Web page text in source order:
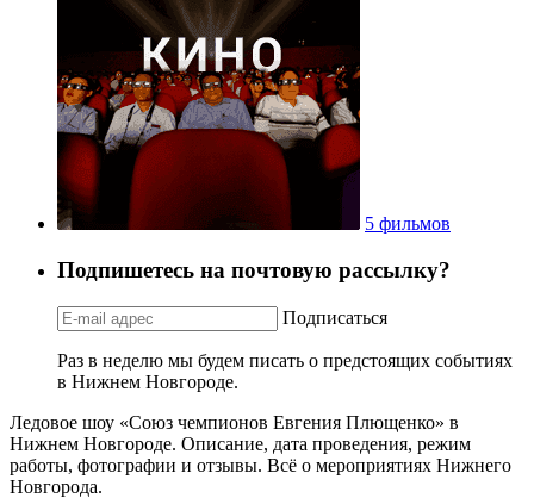
5 фильмов
Подпишетесь на почтовую рассылку?
Подписаться
Раз в неделю мы будем писать о предстоящих событиях
в Нижнем Новгороде.
Ледовое шоу «Союз чемпионов Евгения Плющенко» в
Нижнем Новгороде. Описание, дата проведения, режим
работы, фотографии и отзывы. Всё о мероприятиях Нижнего
Новгорода.